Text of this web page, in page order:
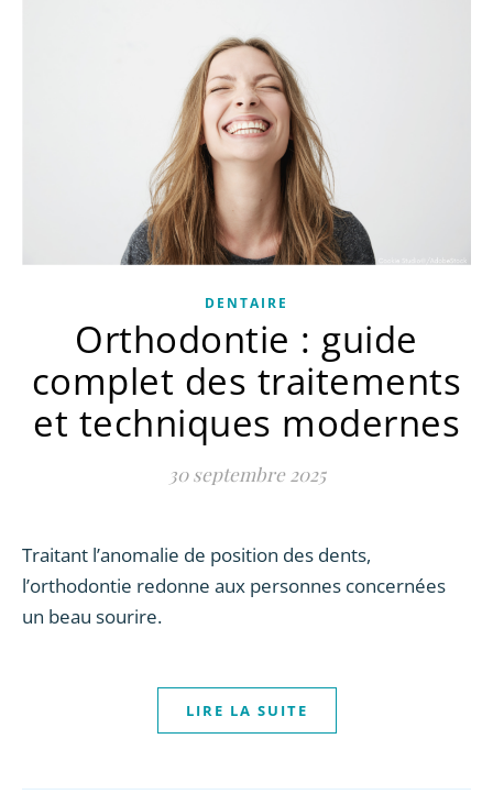
DENTAIRE
Orthodontie : guide
complet des traitements
et techniques modernes
30 septembre 2025
Traitant l’anomalie de position des dents,
l’orthodontie redonne aux personnes concernées
un beau sourire.
LIRE LA SUITE